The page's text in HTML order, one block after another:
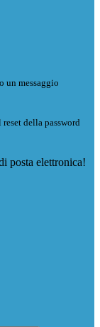
un messaggio
della password
posta elettronica!